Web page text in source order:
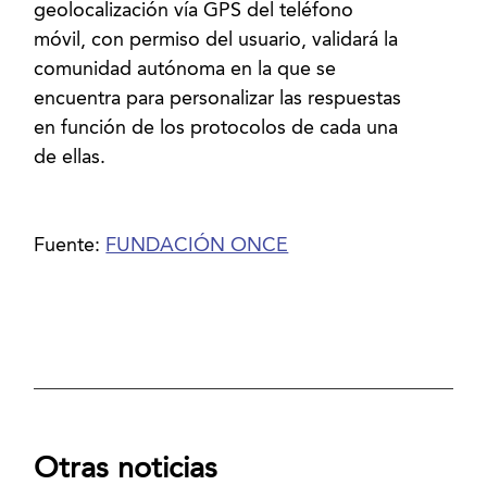
geolocalización vía GPS del teléfono
móvil, con permiso del usuario, validará la
comunidad autónoma en la que se
encuentra para personalizar las respuestas
en función de los protocolos de cada una
de ellas.
Fuente: FUNDACIÓN ONCE
Otras noticias